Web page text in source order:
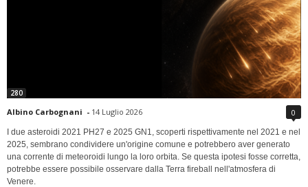
280
Albino Carbognani - 14 Luglio 2026 0
I due asteroidi 2021 PH27 e 2025 GN1, scoperti rispettivamente nel 2021 e nel
2025, sembrano condividere un'origine comune e potrebbero aver generato
una corrente di meteoroidi lungo la loro orbita. Se questa ipotesi fosse corretta,
potrebbe essere possibile osservare dalla Terra fireball nell'atmosfera di
Venere.